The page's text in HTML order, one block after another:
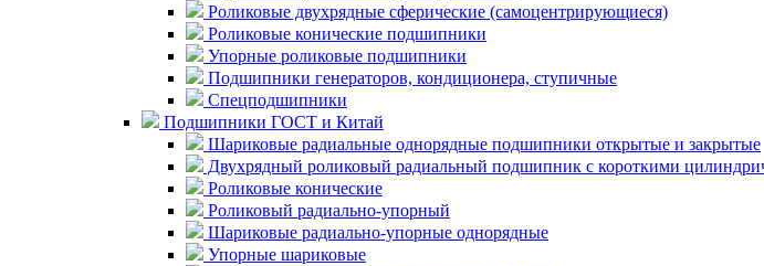
Роликовые двухрядные сферические (самоцентрирующиеся)
Роликовые конические подшипники
Упорные роликовые подшипники
Подшипники генераторов, кондиционера, ступичные
Спецподшипники
Подшипники ГОСТ и Китай
Шариковые радиальные однорядные подшипники открытые и закрытые
Двухрядный роликовый радиальный подшипник с короткими
Роликовые конические
Роликовый радиально-упорный
Шариковые радиально-упорные однорядные
Упорные шариковые